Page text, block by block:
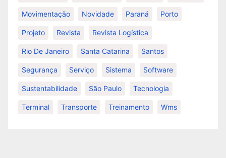
Movimentação Novidade Paraná Porto
Projeto Revista Revista Logística
Rio De Janeiro Santa Catarina Santos
Segurança Serviço Sistema Software
Sustentabilidade São Paulo Tecnologia
Terminal Transporte Treinamento Wms